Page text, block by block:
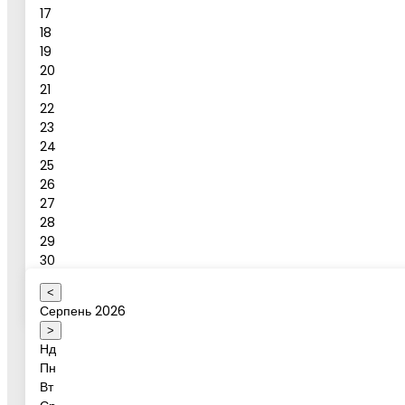
17
18
19
20
21
22
23
24
25
26
27
28
29
30
31
Оберіть коректну дату
Повідомлення
Бронювання активності
Ваше ім'я
<
Серпень 2026
>
Нд
Пн
Вт
Дата активності